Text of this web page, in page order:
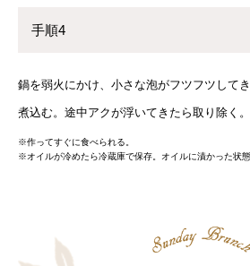
手順4
鍋を弱火にかけ、小さな泡がフツフツして
煮込む。途中アクが浮いてきたら取り除く。
※作ってすぐに食べられる。
※オイルが冷めたら冷蔵庫で保存。オイルに漬かった状